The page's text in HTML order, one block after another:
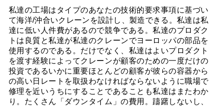
私達の工場はタイプのあなたの技術的要求事項に基づい
て海洋/沖合いクレーンを設計し、製造できる。私達は私
達に低い人件費があるので競争である。私達のプロダク
トは良質と私達が私達のクレーンでヨーロッパの部品を
使用するのである。だけでなく、私達はよいプロダクト
を渡す経験によってクレーンが顧客のための一度だけの
投資であるいかに重要ほとんどの顧客が彼らの容器から
の高い日レートを取扱わなければならないように職場で
修理を近いうちにすることであることも私達はまたわか
り。たくさん「ダウンタイム」の費用。躊躇しないし、